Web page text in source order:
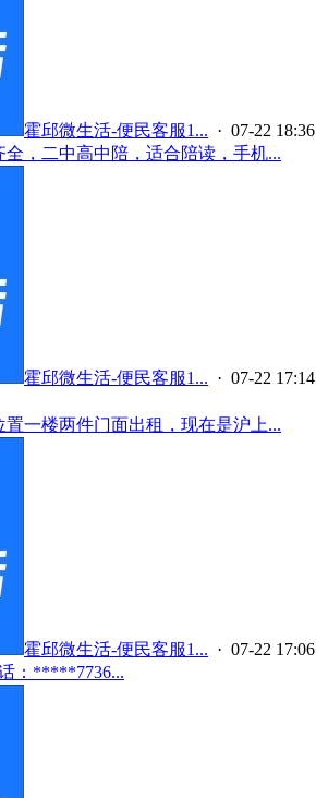
霍邱微生活-便民客服1... · 07-22 18:36
，二中高中陪，适合陪读，手机...
霍邱微生活-便民客服1... · 07-22 17:14
一楼两件门面出租，现在是沪上...
霍邱微生活-便民客服1... · 07-22 17:06
：*****7736...